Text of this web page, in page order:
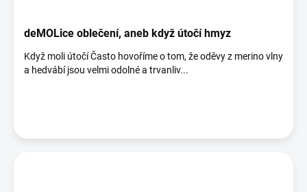
deMOLice oblečení, aneb když útočí hmyz
Když moli útočí Často hovoříme o tom, že oděvy z merino vlny
a hedvábí jsou velmi odolné a trvanliv...